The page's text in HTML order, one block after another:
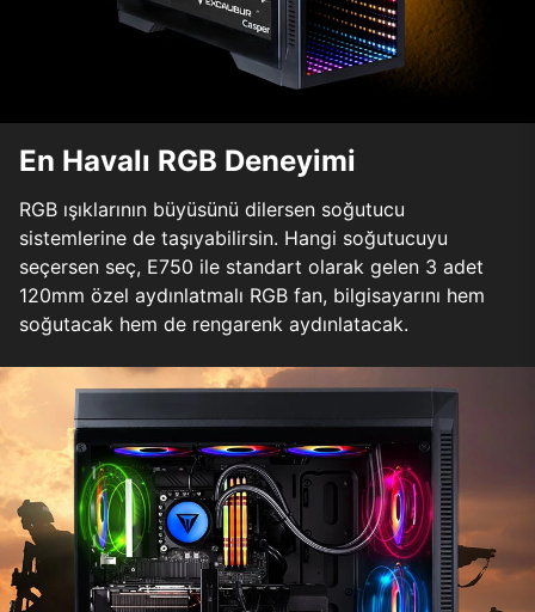
En Havalı RGB Deneyimi
RGB ışıklarının büyüsünü dilersen soğutucu
sistemlerine de taşıyabilirsin. Hangi soğutucuyu
seçersen seç, E750 ile standart olarak gelen 3 adet
120mm özel aydınlatmalı RGB fan, bilgisayarını hem
soğutacak hem de rengarenk aydınlatacak.